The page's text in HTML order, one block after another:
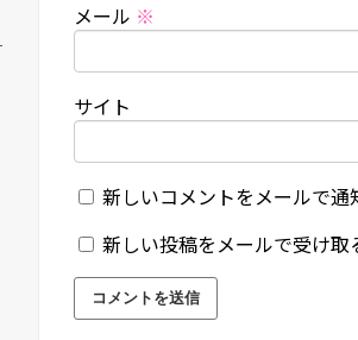
メール ※
サイト
新しいコメントをメールで通
新しい投稿をメールで受け取